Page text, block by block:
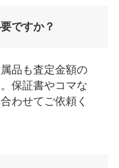
ですか？
品も査定金額の
保証書やコマな
わせてご依頼く